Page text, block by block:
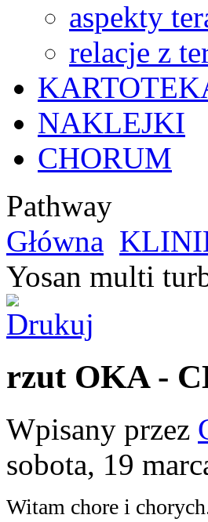
aspekty
relacje z
NAKLEJKI
CHORUM
Pathway
Główna
Yosan multi
rzut OKA -
Wpisany przez
sobota, 19
Witam chore i